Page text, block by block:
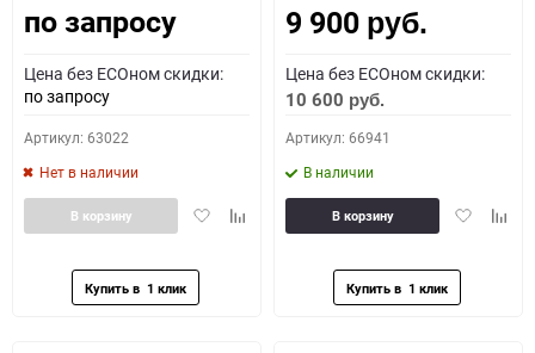
Как определить полярность?
0 - обратная 1 - прямая 3 - обратная 4 - прямая
по запросу
Цена без ECOном скидки:
по запросу
Артикул: 63022
Нет в наличии
ДобавитьДобавить
В корзину
9 900 руб.
Цена без ECOном скидки:
10 600 руб.
Артикул: 66941
В наличии
Добавить
В корзину